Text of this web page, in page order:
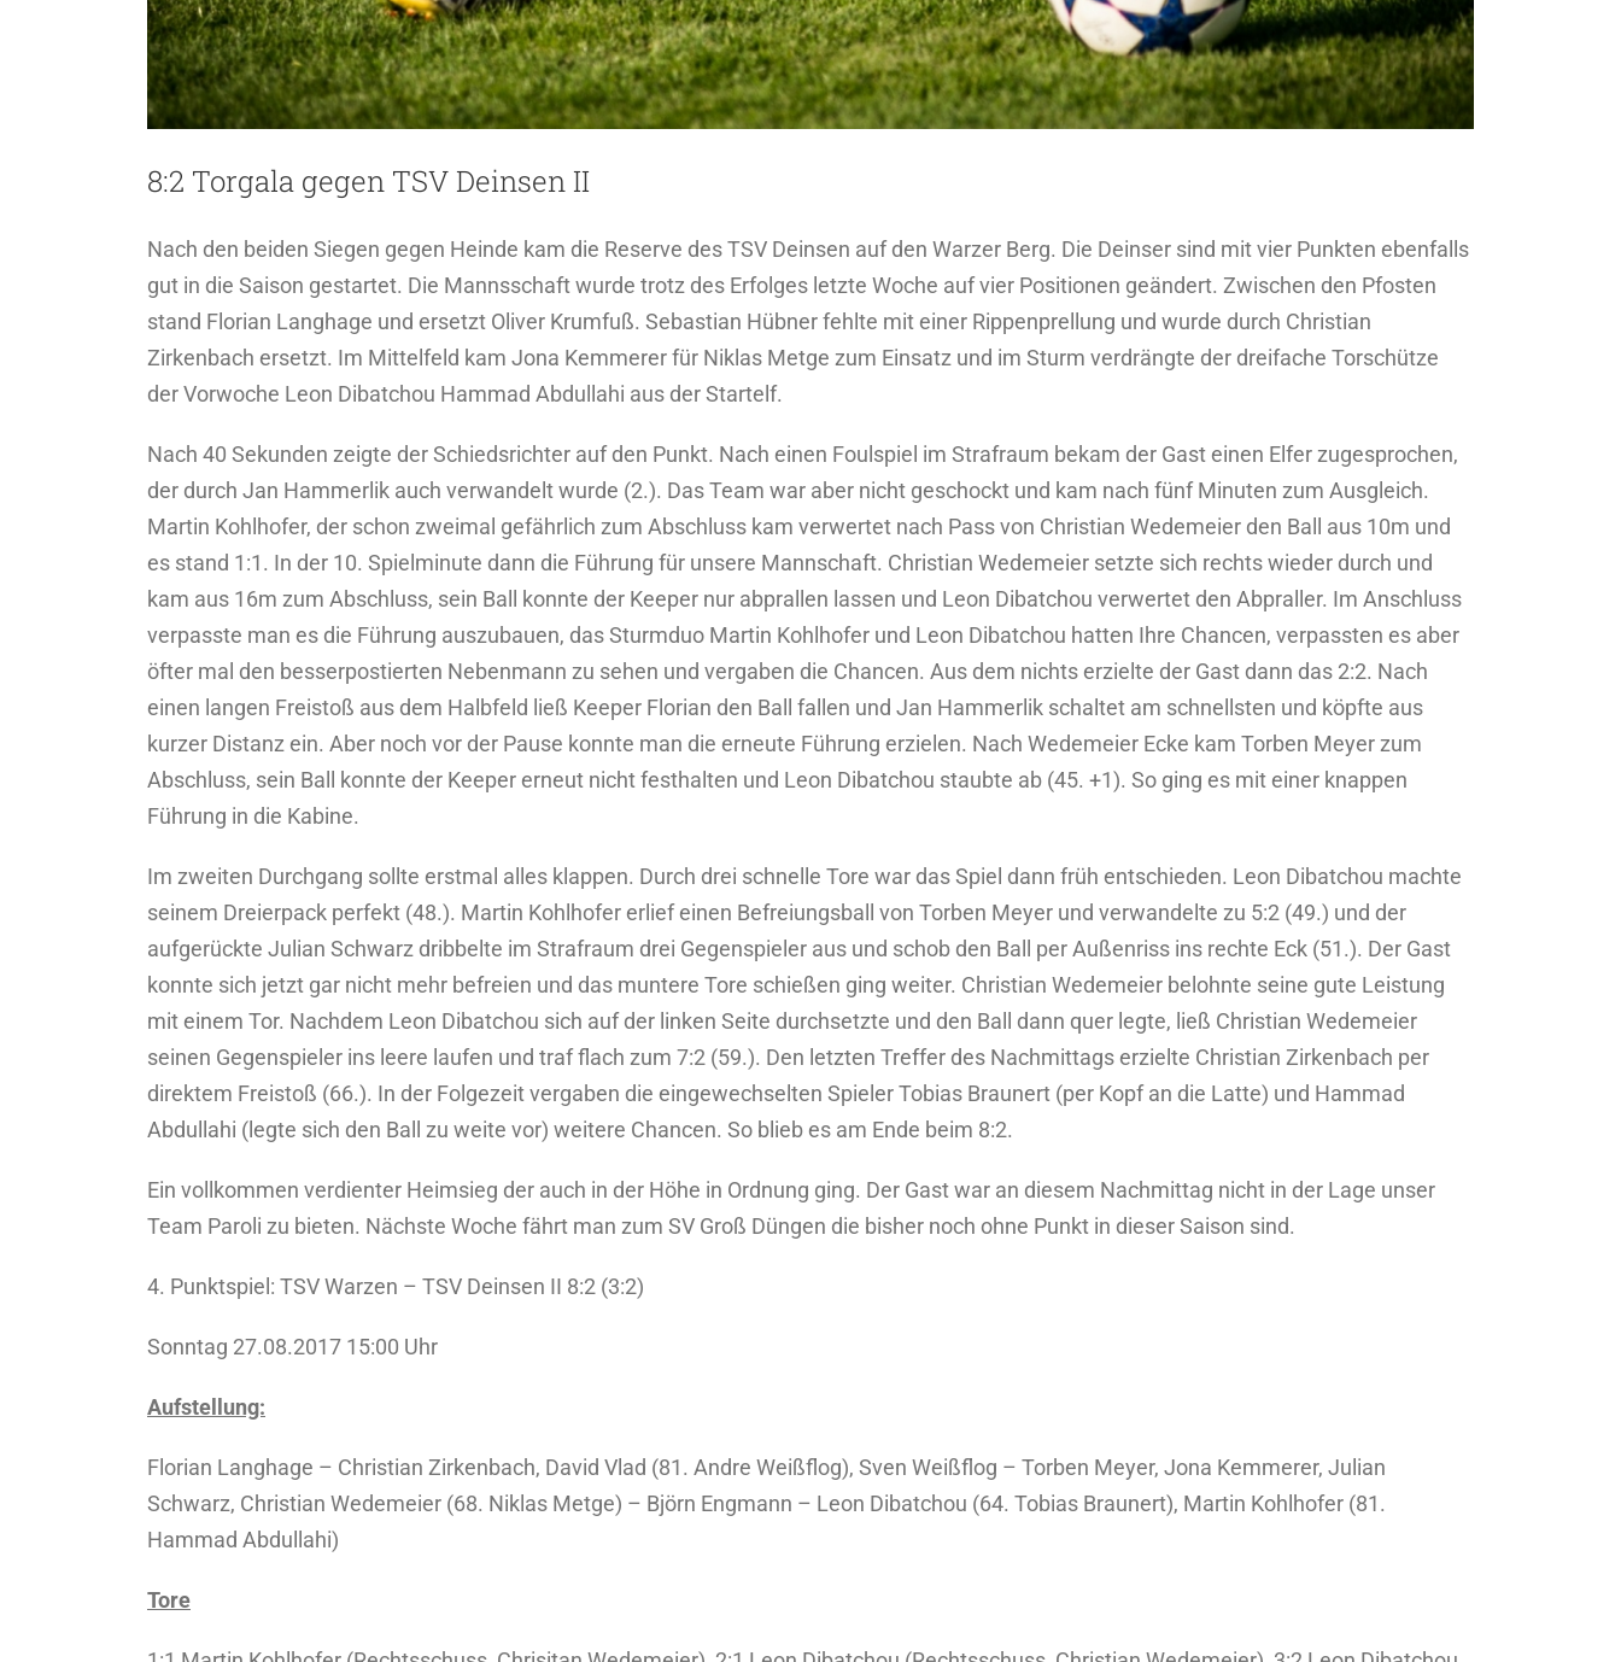
8:2 Torgala gegen TSV Deinsen II
Nach den beiden Siegen gegen Heinde kam die Reserve des TSV Deinsen auf den Warzer Berg. Die Deinser sind mit vier Punkten ebenfalls
gut in die Saison gestartet. Die Mannsschaft wurde trotz des Erfolges letzte Woche auf vier Positionen geändert. Zwischen den Pfosten
stand Florian Langhage und ersetzt Oliver Krumfuß. Sebastian Hübner fehlte mit einer Rippenprellung und wurde durch Christian
Zirkenbach ersetzt. Im Mittelfeld kam Jona Kemmerer für Niklas Metge zum Einsatz und im Sturm verdrängte der dreifache Torschütze
der Vorwoche Leon Dibatchou Hammad Abdullahi aus der Startelf.
Nach 40 Sekunden zeigte der Schiedsrichter auf den Punkt. Nach einen Foulspiel im Strafraum bekam der Gast einen Elfer zugesprochen,
der durch Jan Hammerlik auch verwandelt wurde (2.). Das Team war aber nicht geschockt und kam nach fünf Minuten zum Ausgleich.
Martin Kohlhofer, der schon zweimal gefährlich zum Abschluss kam verwertet nach Pass von Christian Wedemeier den Ball aus 10m und
es stand 1:1. In der 10. Spielminute dann die Führung für unsere Mannschaft. Christian Wedemeier setzte sich rechts wieder durch und
kam aus 16m zum Abschluss, sein Ball konnte der Keeper nur abprallen lassen und Leon Dibatchou verwertet den Abpraller. Im Anschluss
verpasste man es die Führung auszubauen, das Sturmduo Martin Kohlhofer und Leon Dibatchou hatten Ihre Chancen, verpassten es aber
öfter mal den besserpostierten Nebenmann zu sehen und vergaben die Chancen. Aus dem nichts erzielte der Gast dann das 2:2. Nach
einen langen Freistoß aus dem Halbfeld ließ Keeper Florian den Ball fallen und Jan Hammerlik schaltet am schnellsten und köpfte aus
kurzer Distanz ein. Aber noch vor der Pause konnte man die erneute Führung erzielen. Nach Wedemeier Ecke kam Torben Meyer zum
Abschluss, sein Ball konnte der Keeper erneut nicht festhalten und Leon Dibatchou staubte ab (45. +1). So ging es mit einer knappen
Führung in die Kabine.
Im zweiten Durchgang sollte erstmal alles klappen. Durch drei schnelle Tore war das Spiel dann früh entschieden. Leon Dibatchou machte
seinem Dreierpack perfekt (48.). Martin Kohlhofer erlief einen Befreiungsball von Torben Meyer und verwandelte zu 5:2 (49.) und der
aufgerückte Julian Schwarz dribbelte im Strafraum drei Gegenspieler aus und schob den Ball per Außenriss ins rechte Eck (51.). Der Gast
konnte sich jetzt gar nicht mehr befreien und das muntere Tore schießen ging weiter. Christian Wedemeier belohnte seine gute Leistung
mit einem Tor. Nachdem Leon Dibatchou sich auf der linken Seite durchsetzte und den Ball dann quer legte, ließ Christian Wedemeier
seinen Gegenspieler ins leere laufen und traf flach zum 7:2 (59.). Den letzten Treffer des Nachmittags erzielte Christian Zirkenbach per
direktem Freistoß (66.). In der Folgezeit vergaben die eingewechselten Spieler Tobias Braunert (per Kopf an die Latte) und Hammad
Abdullahi (legte sich den Ball zu weite vor) weitere Chancen. So blieb es am Ende beim 8:2.
Ein vollkommen verdienter Heimsieg der auch in der Höhe in Ordnung ging. Der Gast war an diesem Nachmittag nicht in der Lage unser
Team Paroli zu bieten. Nächste Woche fährt man zum SV Groß Düngen die bisher noch ohne Punkt in dieser Saison sind.
4. Punktspiel: TSV Warzen – TSV Deinsen II 8:2 (3:2)
Sonntag 27.08.2017 15:00 Uhr
Aufstellung:
Florian Langhage – Christian Zirkenbach, David Vlad (81. Andre Weißflog), Sven Weißflog – Torben Meyer, Jona Kemmerer, Julian
Schwarz, Christian Wedemeier (68. Niklas Metge) – Björn Engmann – Leon Dibatchou (64. Tobias Braunert), Martin Kohlhofer (81.
Hammad Abdullahi)
Tore